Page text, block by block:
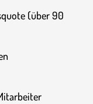
(über 90